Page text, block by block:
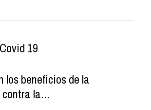
19
los beneficios de la
la...